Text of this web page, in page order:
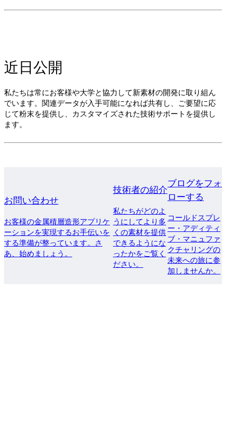
近日公開
私たちは常にお客様や大学と協力して新素材の開発に取り組ん
でいます。関連データが入手可能になれば共有し、ご要望に応
じて粉末を提供し、カスタマイズされた技術サポートを提供し
ます。
お問い合わせ
お客様の金属積層造形アプリケ
ーションを実現するお手伝いを
する準備が整っています。さ
あ、始めましょう。
技術者の紹介
私たちがどのよ
うにしてより多
くの素材を提供
できるようにな
ったかをご覧く
ださい。
ブログをフォ
ローする
コールドスプレ
ー・アディティ
ブ・マニュファ
クチャリングの
未来への旅に参
加しませんか。